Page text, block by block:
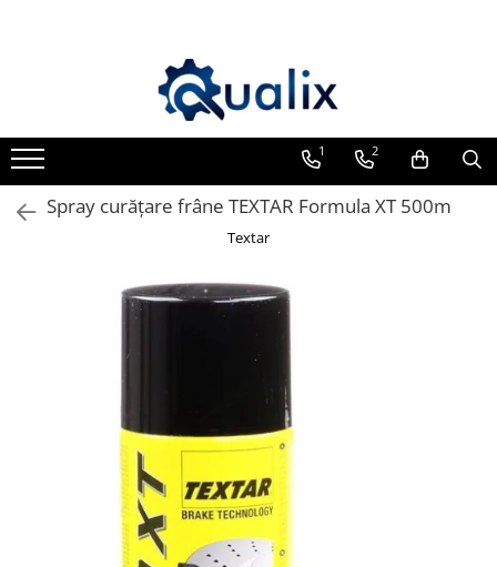
Adblue
Antigel
Solutii Parbriz
Adaptoare LED
Anulatoare eoare LED
1 2
Spray curățare frâne TEXTAR Formula XT 500m
Textar